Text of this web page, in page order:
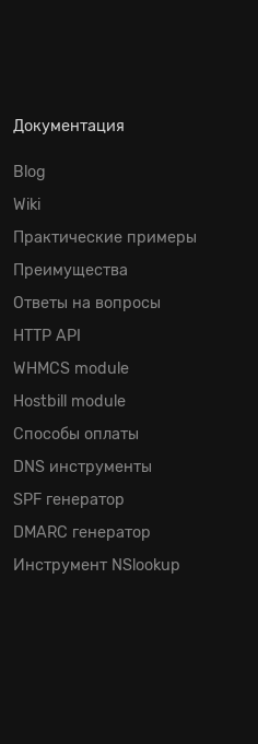
Документация
Blog
Wiki
Практические примеры
Преимущества
Ответы на вопросы
HTTP API
WHMCS module
Hostbill module
Способы оплаты
DNS инструменты
SPF генератор
DMARC генератор
Инструмент NSlookup